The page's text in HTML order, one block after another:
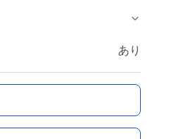
あり